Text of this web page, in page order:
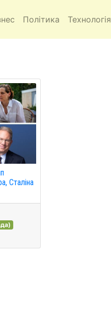
Політика Технологія
Сталіна